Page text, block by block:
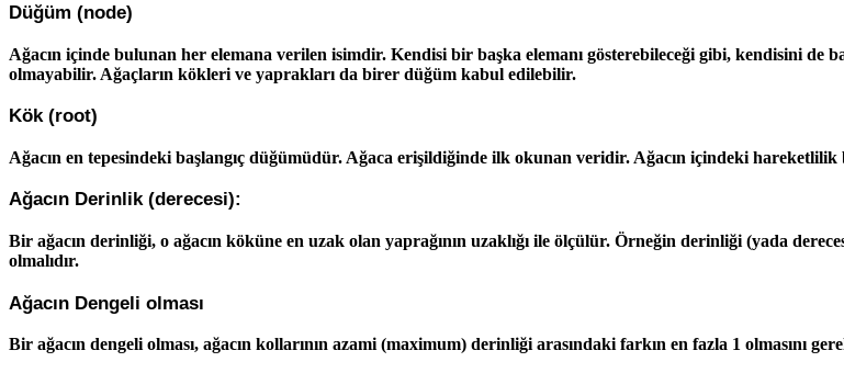
Düğüm (node)
Ağacın içinde bulunan her elemana verilen isimdir. Kendisi bir başka elemanı gösterebileceği gibi, kendisini de
olmayabilir. Ağaçların kökleri ve yaprakları da birer düğüm kabul edilebilir.
Kök (root)
Ağacın en tepesindeki başlangıç düğümüdür. Ağaca erişildiğinde ilk okunan veridir. Ağacın içindeki
Ağacın Derinlik (derecesi):
Bir ağacın derinliği, o ağacın köküne en uzak olan yaprağının uzaklığı ile ölçülür. Örneğin derinliği (yada
olmalıdır.
Ağacın Dengeli olması
Bir ağacın dengeli olması, ağacın kollarının azami (maximum) derinliği arasındaki farkın en fazla 1 olmasını